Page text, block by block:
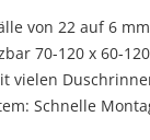
von 22 auf 6 mm
70-120 x 60-
vielen
Schnelle